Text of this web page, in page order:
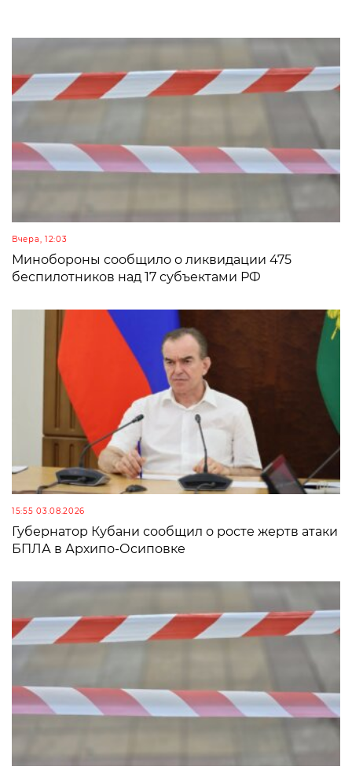
Вчера, 12:03
Минобороны сообщило о ликвидации 475
беспилотников над 17 субъектами РФ
15:55 03.08.2026
Губернатор Кубани сообщил о росте жертв атаки
БПЛА в Архипо-Осиповке